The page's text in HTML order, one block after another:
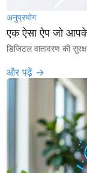
अनुप्रयोग
एक ऐसा ऐप जो
डिजिटल वातावरण की
और पढ़ें →